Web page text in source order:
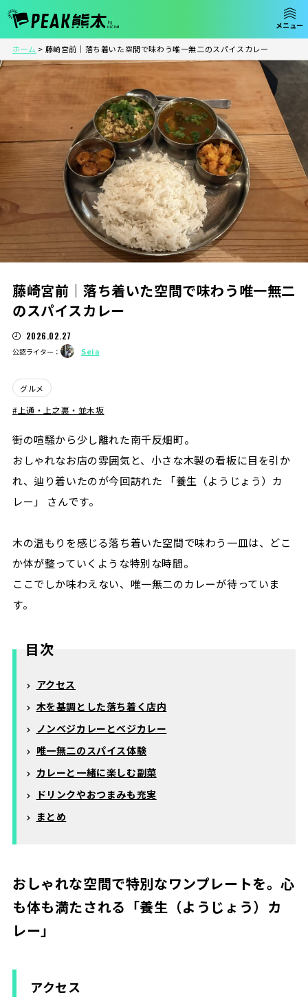
ホーム > 藤崎宮前｜落ち着いた空間で味わう唯一無二のスパイスカレー
藤崎宮前｜落ち着いた空間で味わう唯一無二
のスパイスカレー
2026.02.27
公認ライター： Seia
グルメ
上通・上之裏・並木坂
街の喧騒から少し離れた南千反畑町。
おしゃれなお店の雰囲気と、小さな木製の看板に目を引か
れ、辿り着いたのが今回訪れた 「養生（ようじょう）カ
レー」 さんです。
木の温もりを感じる落ち着いた空間で味わう一皿は、どこ
か体が整っていくような特別な時間。
ここでしか味わえない、唯一無二のカレーが待っていま
す。
目次
アクセス
木を基調とした落ち着く店内
ノンベジカレーとベジカレー
唯一無二のスパイス体験
カレーと一緒に楽しむ副菜
ドリンクやおつまみも充実
まとめ
おしゃれな空間で特別なワンプレートを。心
も体も満たされる「養生（ようじょう）カ
レー」
アクセス